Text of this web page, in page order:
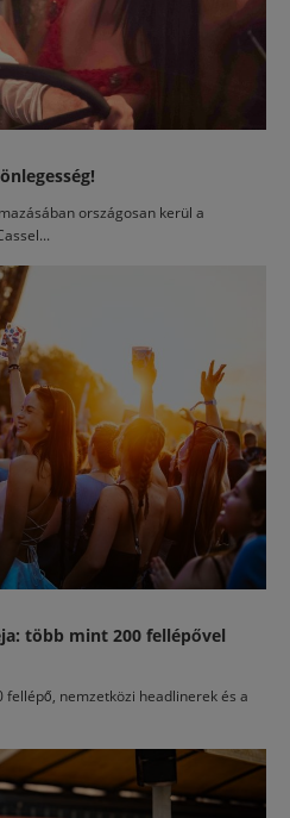
országosan kerül a
több mint 200 fellépővel
nemzetközi headlinerek és a